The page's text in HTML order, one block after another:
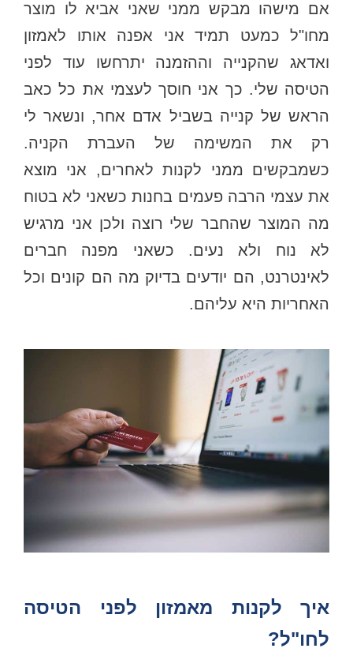
אם מישהו מבקש ממני שאני אביא לו מוצר
מחו"ל כמעט תמיד אני אפנה אותו לאמזון
ואדאג שהקנייה וההזמנה יתרחשו עוד לפני
הטיסה שלי. כך אני חוסך לעצמי את כל כאב
הראש של קנייה בשביל אדם אחר, ונשאר לי
רק את המשימה של העברת הקניה.
כשמבקשים ממני לקנות לאחרים, אני מוצא
את עצמי הרבה פעמים בחנות כשאני לא בטוח
מה המוצר שהחבר שלי רוצה ולכן אני מרגיש
לא נוח ולא נעים. כשאני מפנה חברים
לאינטרנט, הם יודעים בדיוק מה הם קונים וכל
האחריות היא עליהם.‏
איך לקנות מאמזון לפני הטיסה
לחו"ל?